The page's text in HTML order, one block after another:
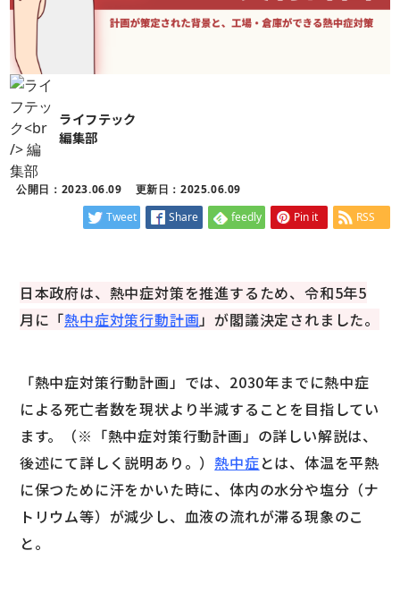
ライフテック
編集部
公開日：2023.06.09 更新日：2025.06.09
Tweet Share feedly Pin it RSS
日本政府は、熱中症対策を推進するため、令和5年5
月に「熱中症対策行動計画 」が閣議決定されました。
「熱中症対策行動計画」では、2030年までに熱中症
による死亡者数を現状より半減することを目指してい
ます。（※「熱中症対策行動計画」の詳しい解説は、
後述にて詳しく説明あり。）熱中症とは、体温を平熱
に保つために汗をかいた時に、体内の水分や塩分（ナ
トリウム等）が減少し、血液の流れが滞る現象のこ
と。